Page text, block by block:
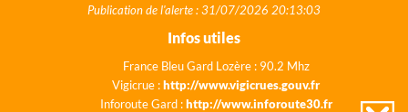
Publication de l'alerte : 31/07/2026 20:13:03
Infos utiles
France Bleu Gard Lozère : 90.2 Mhz
Vigicrue :http://www.vigicrues.gouv.fr
Inforoute Gard :http://www.inforoute30.fr